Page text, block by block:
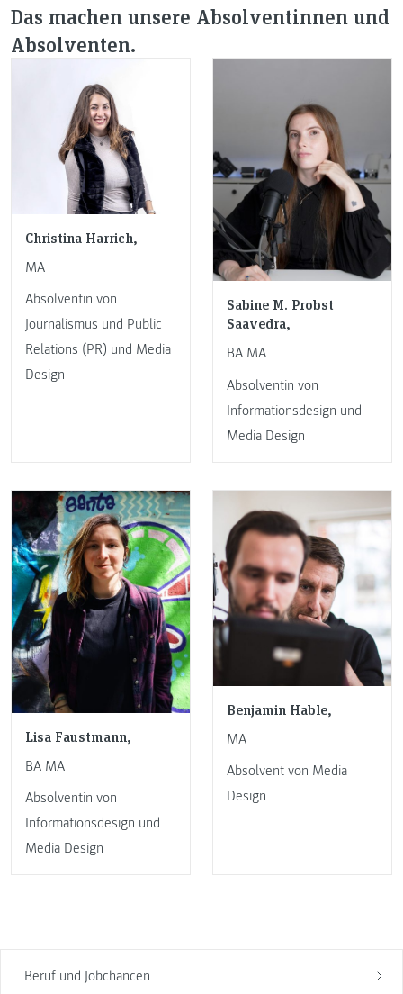
Beruf und Jobchancen
Das machen unsere Absolventinnen und
Absolventen.
Christina Harrich,
MA
Absolventin von
Journalismus und Public
Relations (PR) und Media
Design
Sabine M. Probst
Saavedra,
BA MA
Absolventin von
Informationsdesign und
Media Design
Lisa Faustmann,
BA MA
Absolventin von
Informationsdesign und
Media Design
Benjamin Hable,
MA
Absolvent von Media
Design